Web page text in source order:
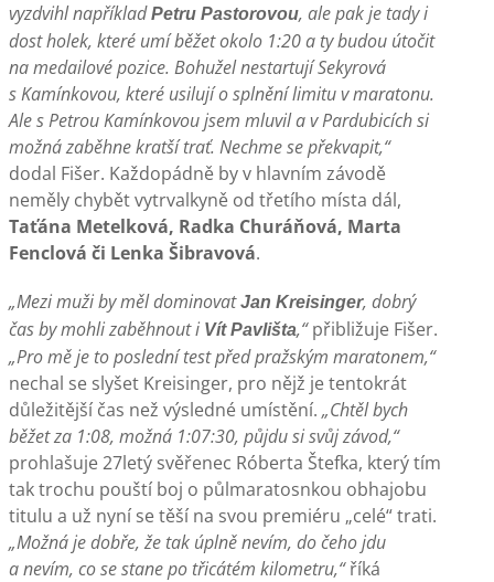
vyzdvihl napříkladPetru Pastorovou, ale pak je tady i
dost holek, které umí běžet okolo 1:20 a ty budou útočit
na medailové pozice. Bohužel nestartují Sekyrová
s Kamínkovou, které usilují o splnění limitu v maratonu.
Ale s Petrou Kamínkovou jsem mluvil a v Pardubicích si
možná zaběhne kratší trať. Nechme se překvapit,“
dodal Fišer. Každopádně by v hlavním závodě
neměly chybět vytrvalkyně od třetího místa dál,
Taťána Metelková, Radka Churáňová, Marta
Fenclová či Lenka Šibravová.
„Mezi muži by měl dominovatJan Kreisinger, dobrý
čas by mohli zaběhnout i Vít Pavlišta,“přibližuje Fišer.
„Pro mě je to poslední test před pražským maratonem,“
nechal se slyšet Kreisinger, pro nějž je tentokrát
důležitější čas než výsledné umístění. „Chtěl bych
běžet za 1:08, možná 1:07:30, půjdu si svůj závod,“
prohlašuje 27letý svěřenec Róberta Štefka, který tím
tak trochu pouští boj o půlmaratosnkou obhajobu
titulu a už nyní se těší na svou premiéru „celé“ trati.
„Možná je dobře, že tak úplně nevím, do čeho jdu
a nevím, co se stane po třicátém kilometru,“říká